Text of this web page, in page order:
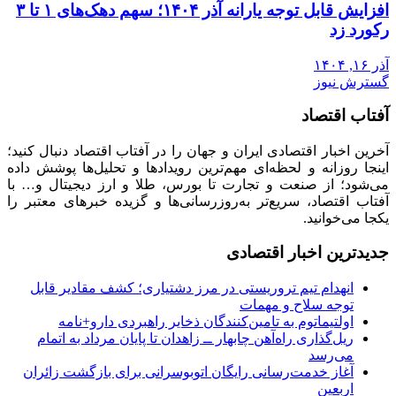
افزایش قابل توجه یارانه آذر ۱۴۰۴؛ سهم دهک‌های ۱ تا ۳
رکورد زد
آذر ۱۶, ۱۴۰۴
گسترش نیوز
آفتاب اقتصاد
آخرین اخبار اقتصادی ایران و جهان را در آفتاب اقتصاد دنبال کنید؛
اینجا روزانه و لحظه‌ای مهم‌ترین رویدادها و تحلیل‌ها پوشش داده
می‌شود؛ از صنعت و تجارت تا بورس، طلا و ارز دیجیتال و… با
آفتاب اقتصاد، سریع‌تر به‌روزرسانی‌ها و گزیده خبرهای معتبر را
یکجا می‌خوانید.
جدیدترین اخبار اقتصادی
انهدام تیم تروریستی در مرز دشتیاری؛ کشف مقادیر قابل
توجه سلاح و مهمات
اولتیماتوم به تامین‌کنندگان ذخایر راهبردی دارو+نامه
ریل‌گذاری راه‌آهن چابهار ــ زاهدان تا پایان مرداد به اتمام
می‌رسد
آغاز خدمت‌رسانی رایگان اتوبوسرانی برای بازگشت زائران
اربعین